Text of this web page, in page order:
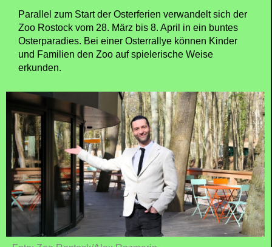
Parallel zum Start der Osterferien verwandelt sich der
Zoo Rostock vom 28. März bis 8. April in ein buntes
Osterparadies. Bei einer Osterrallye können Kinder
und Familien den Zoo auf spielerische Weise
erkunden.